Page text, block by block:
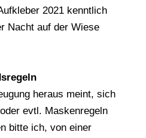
2021 kenntlich
Nacht auf der Wiese
heraus meint, sich
evtl. Maskenregeln
bitte ich, von einer